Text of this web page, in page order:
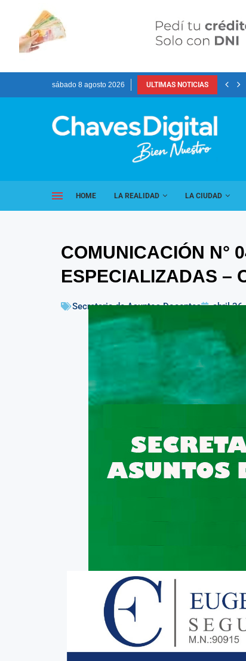
sábado 8 agosto 2026 ULTIMAS NOTICIAS
HOME LA REALIDAD LA CIUDAD
COMUNICACIÓN N°
ESPECIALIZADAS –
Secretaria de Asuntos Docentes abril